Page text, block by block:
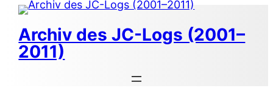
Zum
Inhalt
springen
Archiv des JC-Logs (2001–
2011)